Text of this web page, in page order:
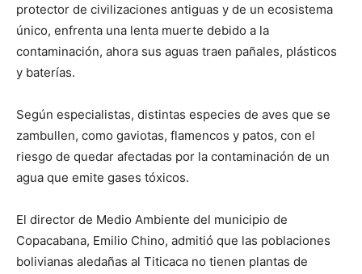
protector de civilizaciones antiguas y de un ecosistema
único, enfrenta una lenta muerte debido a la
contaminación, ahora sus aguas traen pañales, plásticos
y baterías.
Según especialistas, distintas especies de aves que se
zambullen, como gaviotas, flamencos y patos, con el
riesgo de quedar afectadas por la contaminación de un
agua que emite gases tóxicos.
El director de Medio Ambiente del municipio de
Copacabana, Emilio Chino, admitió que las poblaciones
bolivianas aledañas al Titicaca no tienen plantas de